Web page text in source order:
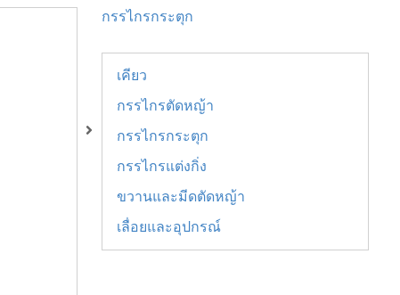
กรรไกรกระตุก
เคียว
กรรไกรตัดหญ้า
กรรไกรกระตุก
กรรไกรแต่งกิ่ง
ขวานและมีดตัดหญ้า
เลื่อยและอุปกรณ์